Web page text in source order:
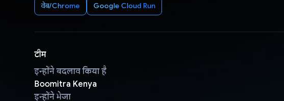
वेब/Chrome Google Cloud Run
टीम
इन्होंने बदलाव किया है
Boomitra Kenya
इन्होंने भेजा